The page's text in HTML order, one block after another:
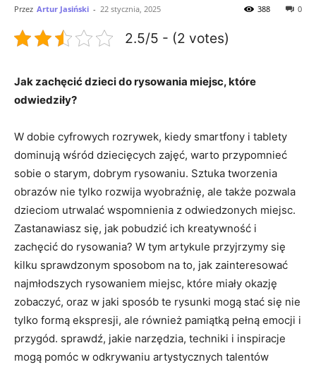
Przez Artur Jasiński - 22 stycznia, 2025 0
388
2.5/5 - (2 votes)
Jak zachęcić dzieci ⁢do rysowania miejsc, które
odwiedziły?
W‍ dobie cyfrowych rozrywek, kiedy ⁤smartfony i tablety
dominują wśród dziecięcych zajęć, warto przypomnieć
sobie o starym, dobrym rysowaniu.⁤ Sztuka tworzenia
‌obrazów nie tylko rozwija⁣ wyobraźnię, ale także pozwala
dzieciom utrwalać wspomnienia z ‌odwiedzonych miejsc.
Zastanawiasz się, ‌jak pobudzić ich kreatywność⁤ i
zachęcić do ⁣rysowania? ‍W tym artykule przyjrzymy się
kilku sprawdzonym sposobom‍ na ​to, jak‌ zainteresować
⁤najmłodszych ⁤rysowaniem ⁤miejsc, które miały okazję
zobaczyć, oraz w jaki sposób​ te rysunki mogą ‌stać się nie
tylko formą ekspresji, ale⁤ również pamiątką pełną emocji i
przygód. sprawdź, jakie narzędzia, techniki i ⁢inspiracje
mogą pomóc w odkrywaniu ​artystycznych talentów